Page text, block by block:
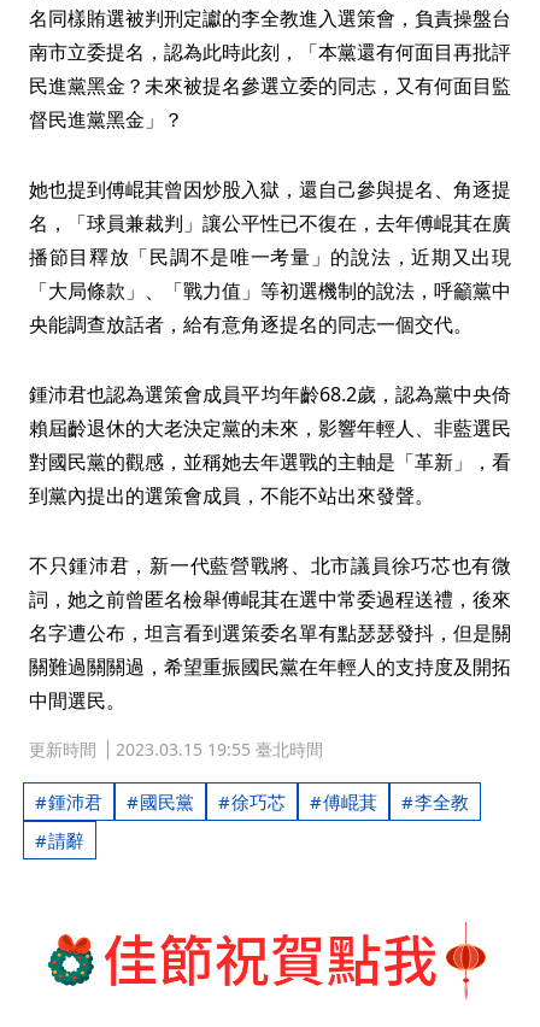
名同樣賄選被判刑定讞的李全教進入選策會，負責操盤台
南市立委提名，認為此時此刻，「本黨還有何面目再批評
民進黨黑金？未來被提名參選立委的同志，又有何面目監
督民進黨黑金」？
她也提到傅崐萁曾因炒股入獄，還自己參與提名、角逐提
名，「球員兼裁判」讓公平性已不復在，去年傅崐萁在廣
播節目釋放「民調不是唯一考量」的說法，近期又出現
「大局條款」、「戰力值」等初選機制的說法，呼籲黨中
央能調查放話者，給有意角逐提名的同志一個交代。
鍾沛君也認為選策會成員平均年齡68.2歲，認為黨中央倚
賴屆齡退休的大老決定黨的未來，影響年輕人、非藍選民
對國民黨的觀感，並稱她去年選戰的主軸是「革新」，看
到黨內提出的選策會成員，不能不站出來發聲。
不只鍾沛君，新一代藍營戰將、北市議員徐巧芯也有微
詞，她之前曾匿名檢舉傅崐萁在選中常委過程送禮，後來
名字遭公布，坦言看到選策委名單有點瑟瑟發抖，但是關
關難過關關過，希望重振國民黨在年輕人的支持度及開拓
中間選民。
更新時間 2023.03.15 19:55 臺北時間
鍾沛君 國民黨 徐巧芯 傅崐萁
李全教
請辭